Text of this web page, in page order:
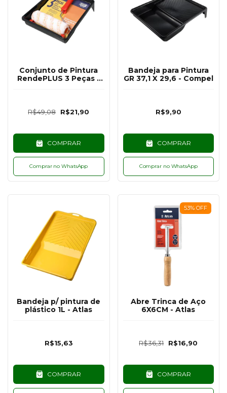
Conjunto de Pintura
RendePLUS 3 Peças -
R$49,08 R$21,90
COMPRAR
Comprar no WhatsApp
Bandeja para Pintura
GR 37,1 X 29,6 - Compel
R$9,90
COMPRAR
Comprar no WhatsApp
Bandeja p/ pintura de
plástico 1L - Atlas
R$15,63
COMPRAR
53% OFF
Abre Trinca de Aço
6X6CM - Atlas
R$36,31 R$16,90
COMPRAR